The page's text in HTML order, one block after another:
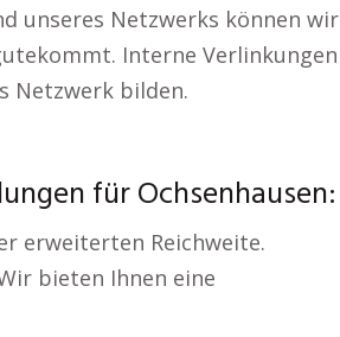
unseres Netzwerks können wir
Interne Verlinkungen
Netzwerk bilden.
für Ochsenhausen:
erweiterten Reichweite.
bieten Ihnen eine